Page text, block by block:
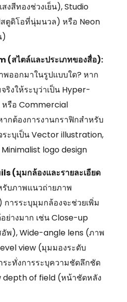
งสีทองช่วงเย็น), Studio
ตูดิโอที่นุ่มนวล) หรือ Neon
)
(สไตล์และประเภทของสื่อ):
ออกมาในรูปแบบใด? หาก
ริงให้ระบุว่าเป็น Hyper-
รือ Commercial
กต้องการงานกราฟิกสำหรับ
ระบุเป็น Vector illustration,
logo design
(มุมกล้องและรายละเอียด
รับภาพแนวถ่ายภาพ
ารระบุมุมกล้องจะช่วยเพิ่ม
ย่างมาก เช่น Close-up
พ), Wide-angle lens (ภาพ
view (มุมมองระดับ
ะทั่งการระบุความชัดลึกชัด
depth of field (หน้าชัดหลัง